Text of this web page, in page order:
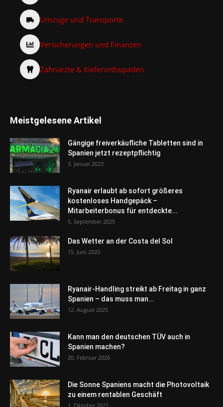
Umzüge und Transporte
Versicherungen und Finanzen
Zahnärzte & Kieferorthopäden
Meistgelesene Artikel
Gängige freiverkäufliche Tabletten sind in
Spanien jetzt rezeptpflichtig
3. Januar 2023
Ryanair erlaubt ab sofort größeres
kostenloses Handgepäck –
Mitarbeiterbonus für entdeckte...
5. September 2025
Das Wetter an der Costa del Sol
15. Juni 2020
Ryanair-Handling streikt ab Freitag in ganz
Spanien – das muss man...
12. August 2025
Kann man den deutschen TÜV auch in
Spanien machen?
20. Februar 2026
Die Sonne Spaniens macht die Photovoltaik
zu einem rentablen Geschäft
1. Oktober 2021